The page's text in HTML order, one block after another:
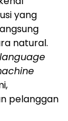
yang
natural.
pelanggan